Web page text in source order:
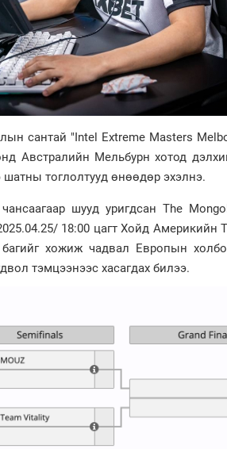
сантай "Intel Extreme Masters
Австралийн Мельбурн хотод
тоглолтууд өнөөдөр эхэлнэ.
шууд уригдсан The
18:00 цагт Хойд Америкийн
багийг хожиж чадвал Европын
тэмцээнээс хасагдах билээ.